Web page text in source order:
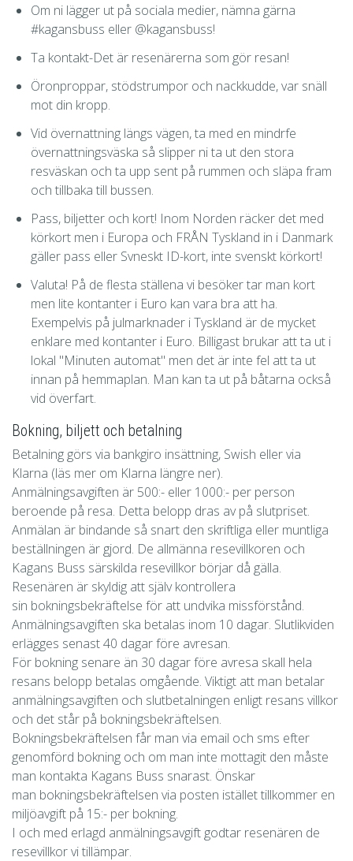
Om ni lägger ut på sociala medier, nämna gärna
#kagansbuss eller @kagansbuss!
Ta kontakt-Det är resenärerna som gör resan!
Öronproppar, stödstrumpor och nackkudde, var snäll
mot din kropp.
Vid övernattning längs vägen, ta med en mindrfe
övernattningsväska så slipper ni ta ut den stora
resväskan och ta upp sent på rummen och släpa fram
och tillbaka till bussen.
Pass, biljetter och kort! Inom Norden räcker det med
körkort men i Europa och FRÅN Tyskland in i Danmark
gäller pass eller Svneskt ID-kort, inte svenskt körkort!
Valuta! På de flesta ställena vi besöker tar man kort
men lite kontanter i Euro kan vara bra att ha.
Exempelvis på julmarknader i Tyskland är de mycket
enklare med kontanter i Euro. Billigast brukar att ta ut i
lokal "Minuten automat" men det är inte fel att ta ut
innan på hemmaplan. Man kan ta ut på båtarna också
vid överfart.
Bokning, biljett och betalning
Betalning görs via bankgiro insättning, Swish eller via
Klarna (läs mer om Klarna längre ner).
Anmälningsavgiften är 500:- eller 1000:- per person
beroende på resa. Detta belopp dras av på slutpriset.
Anmälan är bindande så snart den skriftliga eller muntliga
beställningen är gjord. De allmänna resevillkoren och
Kagans Buss särskilda resevillkor börjar då gälla.
Resenären är skyldig att själv kontrollera
sin bokningsbekräftelse för att undvika missförstånd.
Anmälningsavgiften ska betalas inom 10 dagar. Slutlikviden
erlägges senast 40 dagar före avresan.
För bokning senare än 30 dagar före avresa skall hela
resans belopp betalas omgående. Viktigt att man betalar
anmälningsavgiften och slutbetalningen enligt resans villkor
och det står på bokningsbekräftelsen.
Bokningsbekräftelsen får man via email och sms efter
genomförd bokning och om man inte mottagit den måste
man kontakta Kagans Buss snarast. Önskar
man bokningsbekräftelsen via posten istället tillkommer en
miljöavgift på 15:- per bokning.
I och med erlagd anmälningsavgift godtar resenären de
resevillkor vi tillämpar.